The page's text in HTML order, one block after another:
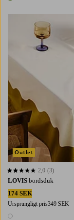
1 färg
LOVIS bordsduk
174 SEK
Ursprungligt pris349 SEK
2,0 baserat på 3 st betyg
2,0 (3)
Outlet